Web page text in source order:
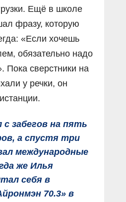
Ещё в школе
фразу, которую
«Если хочешь
обязательно надо
Пока сверстники на
у речки, он
с забегов на пять
а спустя три
международные
же Илья
себя в
70.3» в